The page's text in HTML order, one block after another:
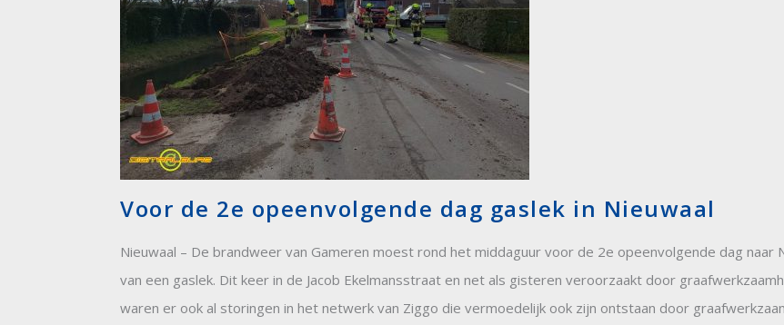
Voor de 2e opeenvolgende dag gaslek in Nieuwaal
Nieuwaal – De brandweer van Gameren moest rond het middaguur voor de 2e opeenvolgende dag naar
van een gaslek. Dit keer in de Jacob Ekelmansstraat en net als gisteren veroorzaakt door
waren er ook al storingen in het netwerk van Ziggo die vermoedelijk ook zijn ontstaan door